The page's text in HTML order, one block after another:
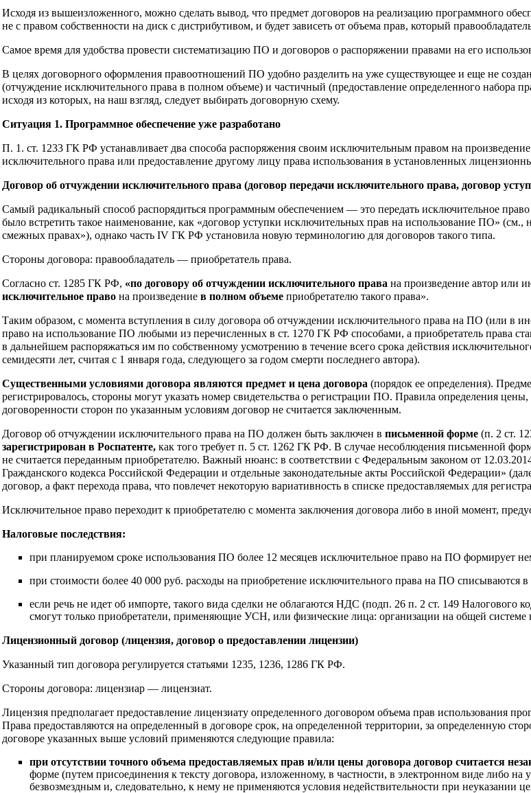
Исходя из вышеизложенного, можно сделать вывод, что предмет договоров на реализацию программного
не с правом собственности на диск с дистрибутивом, и будет зависеть от объема прав, который
Самое время для удобства провести систематизацию ПО и договоров о распоряжении правами на его
В целях договорного оформления правоотношений ПО удобно разделить на уже существующее и еще не
(отчуждение исключительного права в полном объеме) и частичный (предоставление определенного набора
исходя из которых, на наш взгляд, следует выбирать договорную схему.
Ситуация 1. Программное обеспечение уже разработано
П. 1. ст. 1233 ГК РФ устанавливает два способа распоряжения своим исключительным правом на
исключительного права или предоставление другому лицу права использования в установленных
Договор об отчуждении исключительного права (договор передачи исключительного права, договор
Самый радикальный способ распорядиться программным обеспечением — это передать исключительное
было встретить такое наименование, как «договор уступки исключительных прав на использование ПО»
смежных правах»), однако часть IV ГК РФ установила новую терминологию для договоров такого типа.
Стороны договора: правообладатель — приобретатель права.
Согласно ст. 1285 ГК РФ, «по договору об отчуждении исключительного права на произведение автор или
исключительное право на произведение в полном объеме приобретателю такого права».
Таким образом, с момента вступления в силу договора об отчуждении исключительного права на ПО (или в
право на использование ПО любыми из перечисленных в ст. 1270 ГК РФ способами, а приобретатель права
в дальнейшем распоряжаться им по собственному усмотрению в течение всего срока действия
семидесяти лет, считая с 1 января года, следующего за годом смерти последнего автора).
Существенными условиями договора являются предмет и цена договора (порядок ее определения).
регистрировалось, стороны могут указать номер свидетельства о регистрации ПО. Правила определения
договоренности сторон по указанным условиям договор не считается заключенным.
Договор об отчуждении исключительного права на ПО должен быть заключен в письменной форме (п. 2 ст.
зарегистрирован в Роспатенте, как того требует п. 5 ст. 1262 ГК РФ. В случае несоблюдения письменной
не считается переданным приобретателю. Важный нюанс: в соответствии с Федеральным законом от
Гражданского кодекса Российской Федерации и отдельные законодательные акты Российской Федерации»
договор, а факт перехода права, что повлечет некоторую вариативность в списке предоставляемых для
Исключительное право переходит к приобретателю с момента заключения договора либо в иной момент,
Налоговые последствия:
при планируемом сроке использования ПО более 12 месяцев исключительное право на ПО формирует
при стоимости более 40 000 руб. расходы на приобретение исключительного права на ПО
если речь не идет об импорте, такого вида сделки не облагаются НДС (подп. 26 п. 2 ст. 149 Налогового
смогут только приобретатели, применяющие УСН, или физические лица: организации на общей
Лицензионный договор (лицензия, договор о предоставлении лицензии)
Указанный тип договора регулируется статьями 1235, 1236, 1286 ГК РФ.
Стороны договора: лицензиар — лицензиат.
Лицензия предполагает предоставление лицензиату определенного договором объема прав использования
Права предоставляются на определенный в договоре срок, на определенной территории, за определенную
договоре указанных выше условий применяются следующие правила:
при отсутствии точного объема предоставляемых прав и/или цены договора договор считается
форме (путем присоединения к тексту договора, изложенному, в частности, в электронном виде либо
безвозмездным и, следовательно, к нему не применяются условия недействительности при неуказании